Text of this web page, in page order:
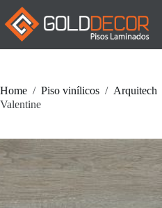
Pular
para
conteúdo
Home / Piso vinílicos / Arquitech
Valentine